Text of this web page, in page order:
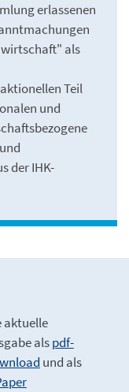
erlassenen
als
Teil
und
der IHK-
aktuelle
alspdf-
und als